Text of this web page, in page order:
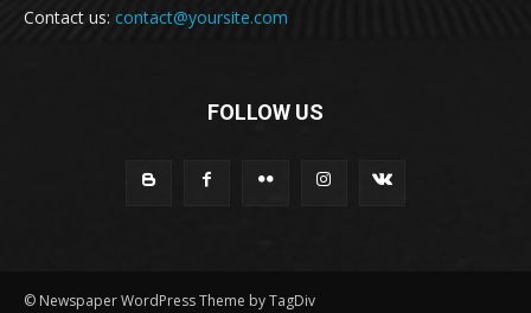
Contact us: contact@yoursite.com
FOLLOW US
© Newspaper WordPress Theme by TagDiv